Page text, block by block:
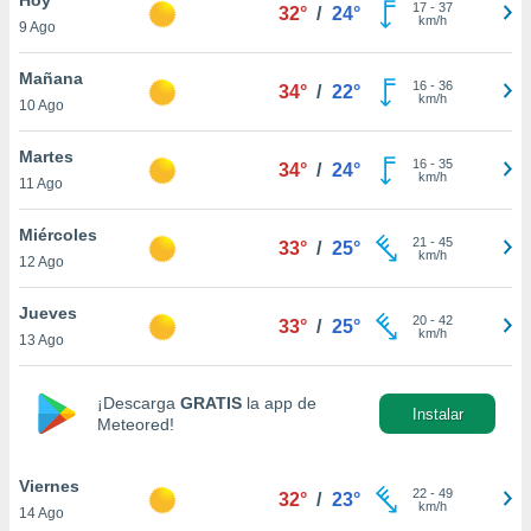
en
más
nuestra
de
aceptar
de
9 Ago
32° / 24° 17- 37
km/h
Mañana
10 Ago
34° / 22° 16- 36
km/h
Martes
11 Ago
34° / 24° 16- 35
km/h
Miércoles
12 Ago
33° / 25° 21 - 45
km/h
Jueves
13 Ago
33° / 25° 20- 42
km/h
¡Descarga GRATIS la app de
Meteored!
Instalar
Viernes
14 Ago
32° / 23° 22- 49
km/h